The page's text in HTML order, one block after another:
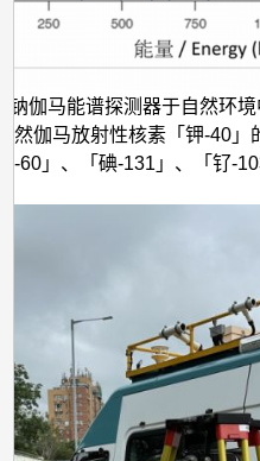
伽马能谱探测器于自然环
然伽马放射性核素「钾-40」
-60」、「碘-131」、「钌-